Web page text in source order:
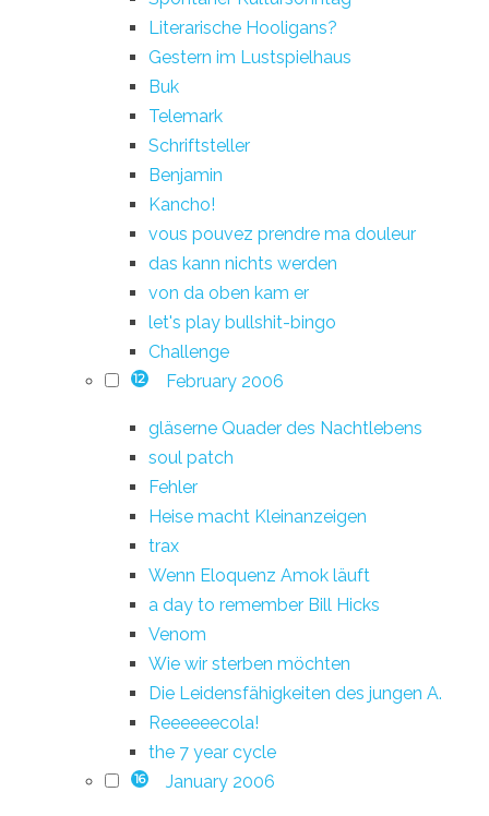
Literarische Hooligans?
Gestern im Lustspielhaus
Buk
Telemark
Schriftsteller
Benjamin
Kancho!
vous pouvez prendre ma douleur
das kann nichts werden
von da oben kam er
let's play bullshit-bingo
Challenge
12 February 2006
gläserne Quader des Nachtlebens
soul patch
Fehler
Heise macht Kleinanzeigen
trax
Wenn Eloquenz Amok läuft
a day to remember Bill Hicks
Venom
Wie wir sterben möchten
Die Leidensfähigkeiten des jungen A.
Reeeeeecola!
the 7 year cycle
16 January 2006